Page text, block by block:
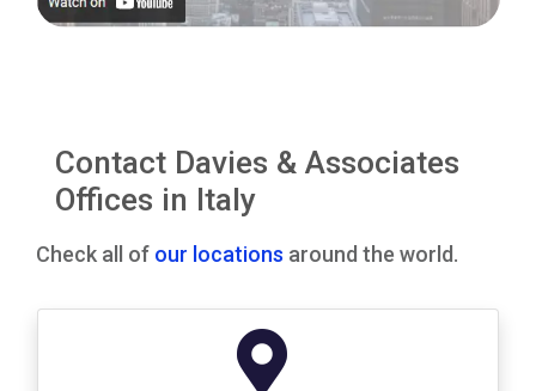
Contact Davies & Associates
Offices in Italy
Check all of our locations around the world.